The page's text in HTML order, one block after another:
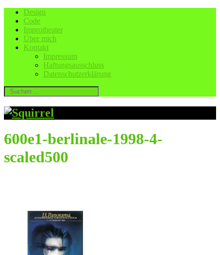
Design
Code
Improtheater
Über mich
Kontakt
Impressum
Haftungsausschluss
Datenschutzerklärung
600e1-berlinale-1998-4-
scaled500